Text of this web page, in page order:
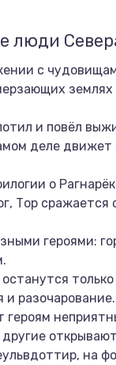
люди
с
и повёл
деле
о
Тор
героями:
и
героям
на